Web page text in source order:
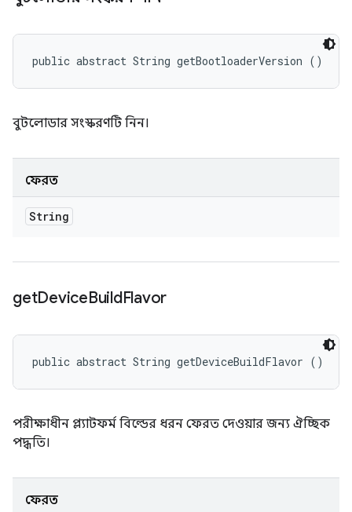
public abstract String getBootloaderVersion ()
বুটলোডার সংস্করণটি নিন।
ফেরত
String
getDeviceBuildFlavor
public abstract String getDeviceBuildFlavor ()
পরীক্ষাধীন প্ল্যাটফর্ম বিল্ডের ধরন ফেরত দেওয়ার জন্য ঐচ্ছিক
পদ্ধতি।
ফেরত